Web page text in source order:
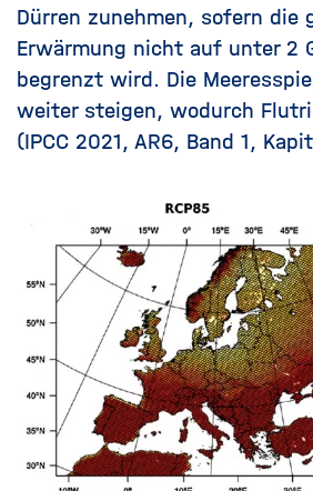
Dürren zunehmen, sofern die
Erwärmung nicht auf unter 2
begrenzt wird. Die
weiter steigen, wodurch
(IPCC 2021, AR6, Band 1,